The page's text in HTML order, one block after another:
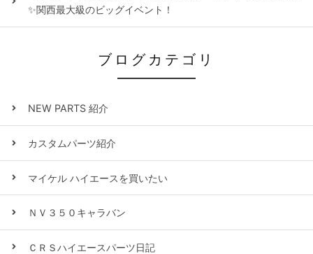
✨関西最大級のビッグイベント！
ブログカテゴリ
NEW PARTS 紹介
カスタムパーツ紹介
マイケル ハイエースを買いたい
ＮＶ３５０キャラバン
ＣＲＳハイエースパーツ日記